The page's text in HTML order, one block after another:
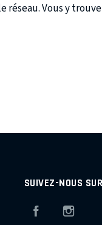
réseau. Vous y
SUIVEZ-NOUS SUR
Facebook